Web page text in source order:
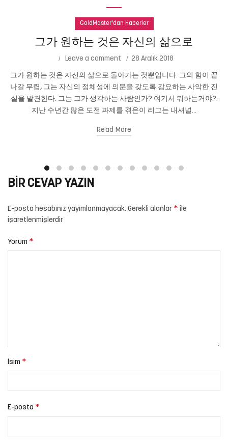
GoldMaster'dan Haberler
그가 원하는 것은 자신의 삶으로
Leave a comment 28 Aralık 2018
그가 원하는 것은 자신의 삶으로 돌아가는 것뿐입니다. 그의 힘이 끝
나갈 무렵, 그는 자신의 정체성에 의문을 갖도록 강요하는 사악한 진
실을 발견한다. 그는 그가 생각하는 사람인가? 여기서 뭐하는거야?.
지난 수년간 많은 도전 과제를 겪은이 리그는 내셔널...
Read More
BIR CEVAP YAZIN
E-posta hesabınız yayımlanmayacak. Gerekli alanlar * ile
işaretlenmişlerdir
Yorum *
İsim *
E-posta *